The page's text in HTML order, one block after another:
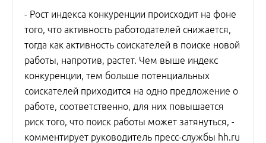
- Рост индекса конкуренции происходит на фоне
того, что активность работодателей снижается,
тогда как активность соискателей в поиске новой
работы, напротив, растет. Чем выше индекс
конкуренции, тем больше потенциальных
соискателей приходится на одно предложение о
работе, соответственно, для них повышается
риск того, что поиск работы может затянуться, -
комментирует руководитель пресс-службы hh.ru